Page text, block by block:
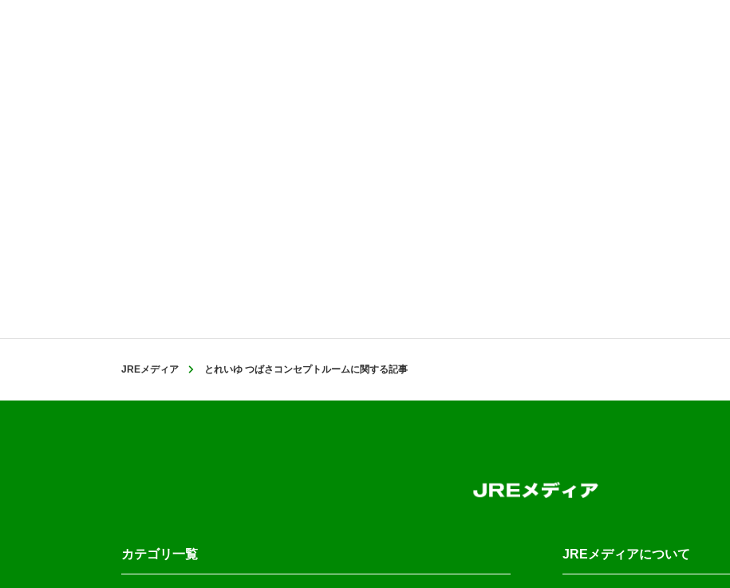
JREメディア とれいゆ つばさコンセプトルームに関する記事
カテゴリ一覧 JREメディアについて